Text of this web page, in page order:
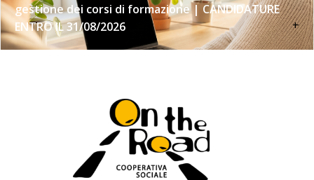
gestione dei corsi di formazione | CANDIDATURE
ENTRO IL 31/08/2026
+